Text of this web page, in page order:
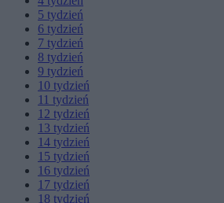
5 tydzień
6 tydzień
7 tydzień
8 tydzień
9 tydzień
10 tydzień
11 tydzień
12 tydzień
13 tydzień
14 tydzień
15 tydzień
16 tydzień
17 tydzień
18 tydzień